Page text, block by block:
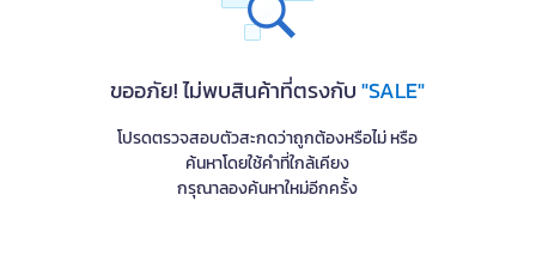
ขออภัย! ไม่พบสินค้าที่ตรงกับ"SALE"
โปรดตรวจสอบตัวสะกดว่าถูกต้องหรือไม่ หรือ
ค้นหาโดยใช้คำที่ใกล้เคียง
กรุณาลองค้นหาใหม่อีกครั้ง